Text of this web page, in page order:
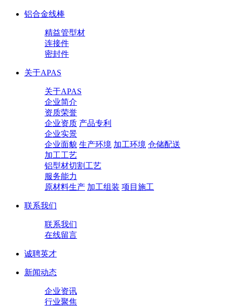
铝合金线棒
精益管型材
连接件
密封件
关于APAS
关于APAS
企业简介
资质荣誉
企业资质 产品专利
企业实景
企业面貌 生产环境 加工环境 仓储配送
加工工艺
铝型材切割工艺
服务能力
原材料生产 加工组装 项目施工
联系我们
联系我们
在线留言
诚聘英才
新闻动态
企业资讯
行业聚焦